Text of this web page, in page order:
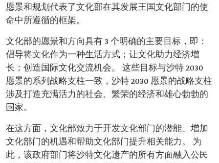
愿景和规划代表了文化部在其发展王国文化部门的使
命中所遵循的框架。
文化部的愿景和方向具有 3 个明确的主要目标，即：
倡导将文化作为一种生活方式；让文化助力经济增
长；创造国际文化交流机会。 这些目标与沙特 2030
愿景的系列战略支柱一致，沙特 2030 愿景的战略支柱
涉及打造充满活力的社会、繁荣的经济和雄心勃勃的
国家。
在这方面，文化部致力于开发文化部门的潜能、增加
文化部门的机遇和帮助文化部门提升相关能力。 为
此，该政府部门将沙特文化遗产的所有方面融入公民